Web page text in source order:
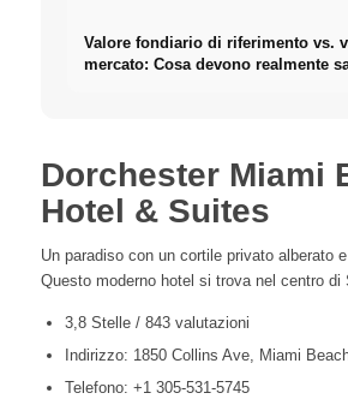
Valore fondiario di riferimento vs.
mercato: Cosa devono realmente
Dorchester Miami
Hotel & Suites
Un paradiso con un cortile privato alberato
Questo moderno hotel si trova nel centro di
3,8 Stelle / 843 valutazioni
Indirizzo: 1850 Collins Ave, Miami
Telefono: +1 305-531-5745